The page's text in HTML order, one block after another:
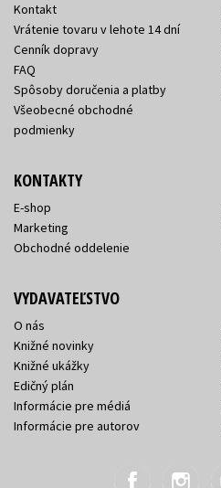
Kontakt
Vrátenie tovaru v lehote 14 dní
Cenník dopravy
FAQ
Spôsoby doručenia a platby
Všeobecné obchodné
podmienky
KONTAKTY
E-shop
Marketing
Obchodné oddelenie
VYDAVATEĽSTVO
O nás
Knižné novinky
Knižné ukážky
Edičný plán
Informácie pre médiá
Informácie pre autorov